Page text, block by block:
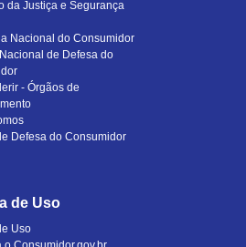
da Justiça e Segurança
Nacional do Consumidor
de Defesa do
- Órgãos de
Defesa do Consumidor
de Uso
Uso